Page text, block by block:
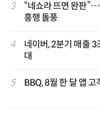
3
“네쇼라 뜨면 완판
흥행 돌풍
4
네이버, 2분기 매출
대
5 BBQ, 8월 한 달 앱